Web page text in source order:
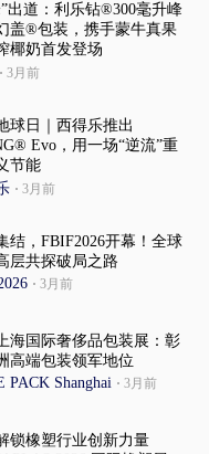
出道：利乐钻®300毫升峰
盖®包装，携手蒙牛真果
椰奶首发登场
· 3月前
球日｜西得乐推出
Evo，用一场“逆流”重
节能
· 3月前
结，FBIF2026开幕！全球
层共探破局之路
· 3月前
海国际奢侈品包装展：彰
高端包装领军地位
PACK Shanghai · 3月前
锁橡塑行业创新力量